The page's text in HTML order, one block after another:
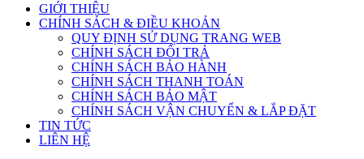
GIỚI THIỆU
CHÍNH SÁCH & ĐIỀU KHOẢN
QUY ĐỊNH SỬ DỤNG TRANG WEB
CHÍNH SÁCH ĐỔI TRẢ
CHÍNH SÁCH BẢO HÀNH
CHÍNH SÁCH THANH TOÁN
CHÍNH SÁCH BẢO MẬT
CHÍNH SÁCH VẬN CHUYỂN & LẮP ĐẶT
TIN TỨC
LIÊN HỆ